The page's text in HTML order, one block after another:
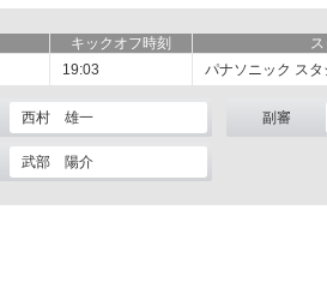
キックオフ時刻
19:03 パナソニック ス
西村 雄一 副審
武部 陽介